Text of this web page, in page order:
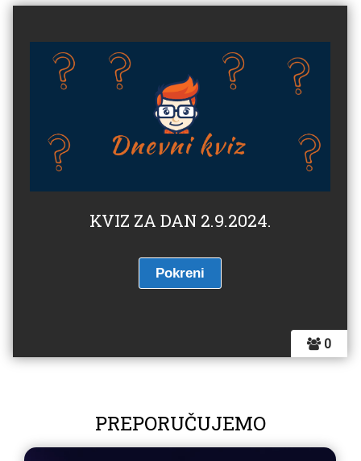
0
KVIZ ZA DAN 2.9.2024.
PREPORUČUJEMO